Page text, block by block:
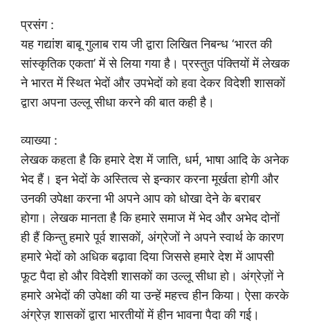
प्रसंग :
यह गद्यांश बाबू गुलाब राय जी द्वारा लिखित निबन्ध ‘भारत की
सांस्कृतिक एकता’ में से लिया गया है। प्रस्तुत पंक्तियों में लेखक
ने भारत में स्थित भेदों और उपभेदों को हवा देकर विदेशी शासकों
द्वारा अपना उल्लू सीधा करने की बात कही है।
व्याख्या :
लेखक कहता है कि हमारे देश में जाति, धर्म, भाषा आदि के अनेक
भेद हैं। इन भेदों के अस्तित्व से इन्कार करना मूर्खता होगी और
उनकी उपेक्षा करना भी अपने आप को धोखा देने के बराबर
होगा। लेखक मानता है कि हमारे समाज में भेद और अभेद दोनों
ही हैं किन्तु हमारे पूर्व शासकों, अंग्रेजों ने अपने स्वार्थ के कारण
हमारे भेदों को अधिक बढ़ावा दिया जिससे हमारे देश में आपसी
फूट पैदा हो और विदेशी शासकों का उल्लू सीधा हो। अंग्रेज़ों ने
हमारे अभेदों की उपेक्षा की या उन्हें महत्त्व हीन किया। ऐसा करके
अंग्रेज़ शासकों द्वारा भारतीयों में हीन भावना पैदा की गई।